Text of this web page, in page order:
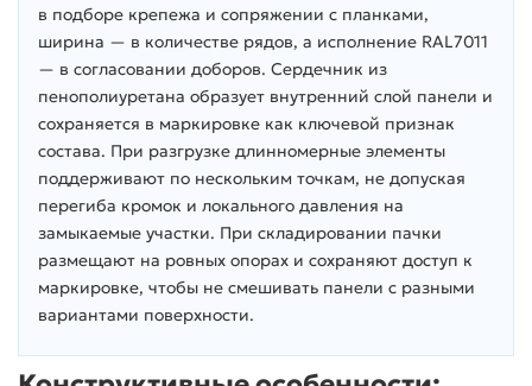
в подборе крепежа и сопряжении с планками,
ширина — в количестве рядов, а исполнение RAL7011
— в согласовании доборов. Сердечник из
пенополиуретана образует внутренний слой панели и
сохраняется в маркировке как ключевой признак
состава. При разгрузке длинномерные элементы
поддерживают по нескольким точкам, не допуская
перегиба кромок и локального давления на
замыкаемые участки. При складировании пачки
размещают на ровных опорах и сохраняют доступ к
маркировке, чтобы не смешивать панели с разными
вариантами поверхности.